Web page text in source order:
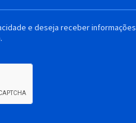
e deseja receber informações